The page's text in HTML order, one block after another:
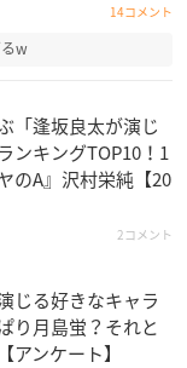
14コメント
w
「逢坂良太が演じ
ンキングTOP10！1
のA』沢村栄純【20
2コメント
じる好きなキャラ
り月島蛍？それと
アンケート】